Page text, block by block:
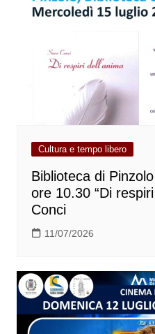
Cultura e tempo libero
Biblioteca di
ore 10.30 “Di
Conci
11/07/2026